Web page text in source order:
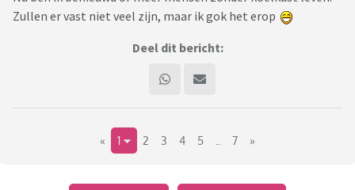
Zullen er vast niet veel zijn, maar ik gok het erop
Deel dit bericht:
« 1 2 3 4 5 7 »